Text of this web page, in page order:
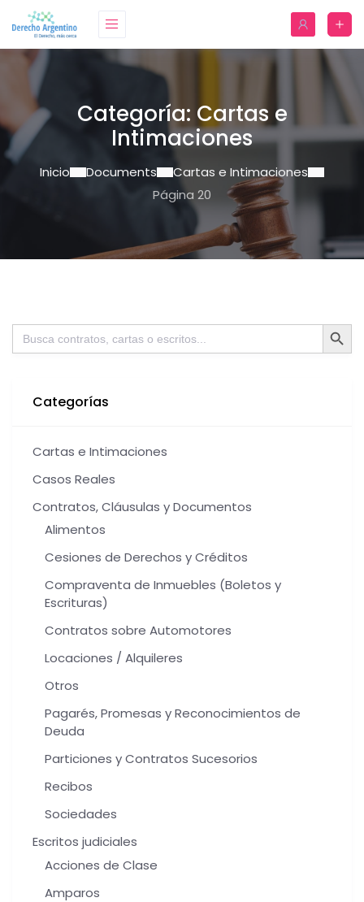
Categoría: Cartas e
Intimaciones
Inicio Documents
Cartas e Intimaciones
Página 20
Buscar: Botón de
Categorías
Cartas e Intimaciones
Casos Reales
Contratos, Cláusulas y Documentos
Alimentos
Cesiones de Derechos y Créditos
Compraventa de Inmuebles (Boletos y
Escrituras)
Contratos sobre Automotores
Locaciones / Alquileres
Otros
Pagarés, Promesas y Reconocimientos de
Deuda
Particiones y Contratos Sucesorios
Recibos
Sociedades
Escritos judiciales
Acciones de Clase
Amparos